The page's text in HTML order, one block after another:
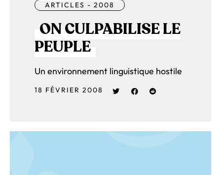
ARTICLES - 2008
ON CULPABILISE LE
PEUPLE
Un environnement linguistique hostile
18 FÉVRIER 2008